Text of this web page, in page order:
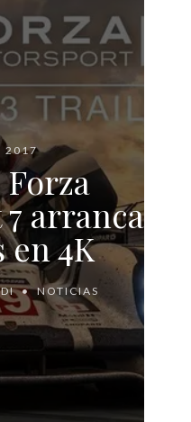
2017
Forza
arranca
en 4K
NOTICIAS